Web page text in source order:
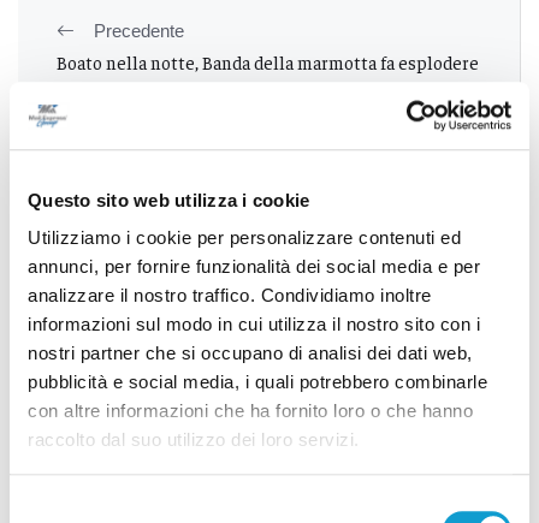
Questo sito web utilizza i cookie
Utilizziamo i cookie per personalizzare contenuti ed
annunci, per fornire funzionalità dei social media e per
analizzare il nostro traffico. Condividiamo inoltre
informazioni sul modo in cui utilizza il nostro sito con i
nostri partner che si occupano di analisi dei dati web,
pubblicità e social media, i quali potrebbero combinarle
con altre informazioni che ha fornito loro o che hanno
raccolto dal suo utilizzo dei loro servizi.
Precedente
Boato nella notte, Banda della marmotta fa esplodere
Successivo
Ragazza trovata morta in un B&B di Civitanova Marche:
indaga la Scientifica
Tutti gli articoli